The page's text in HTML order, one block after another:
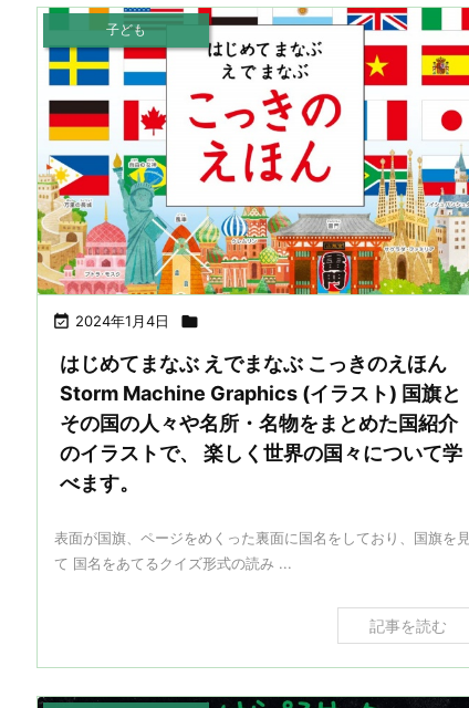
 2024年1月4日 
子ども
はじめてまなぶ えでまなぶ こっきのえほん
Storm Machine Graphics (イラスト) 国旗と
その国の人々や名所・名物をまとめた国紹介
のイラストで、 楽しく世界の国々について学
べます。
表面が国旗、ページをめくった裏面に国名をしており、国旗を見
て 国名をあてるクイズ形式の読み ...
記事を読む